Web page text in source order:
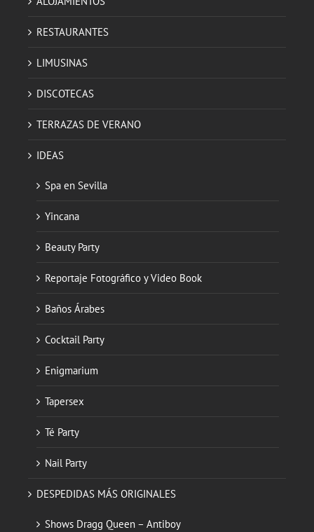
RESTAURANTES
LIMUSINAS
DISCOTECAS
TERRAZAS DE VERANO
IDEAS
Spa en Sevilla
Yincana
Beauty Party
Reportaje Fotográfico y Video Book
Baños Árabes
Cocktail Party
Enigmarium
Tapersex
Té Party
Nail Party
DESPEDIDAS MÁS ORIGINALES
Shows Dragg Queen – Antiboy